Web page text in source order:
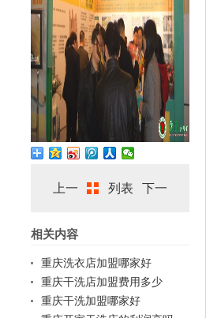
上一
篇
列表 下一
相关内容
重庆洗衣店加盟哪家好
重庆干洗店加盟费用多少
重庆干洗加盟哪家好